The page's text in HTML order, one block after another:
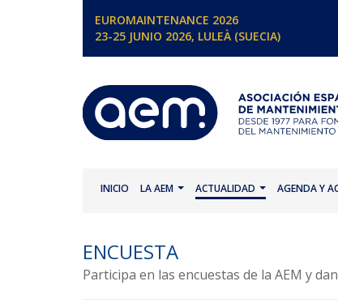
EUROMAINTENANCE 2026
23-25 JUNIO 2026, LULEÀ (SUECIA)
INICIO LA AEM ACTUALIDAD AGENDA Y
ENCUESTA
Participa en las encuestas de la AEM y